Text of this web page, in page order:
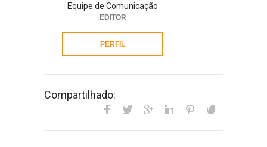
Equipe de Comunicação
EDITOR
PERFIL
Compartilhado: